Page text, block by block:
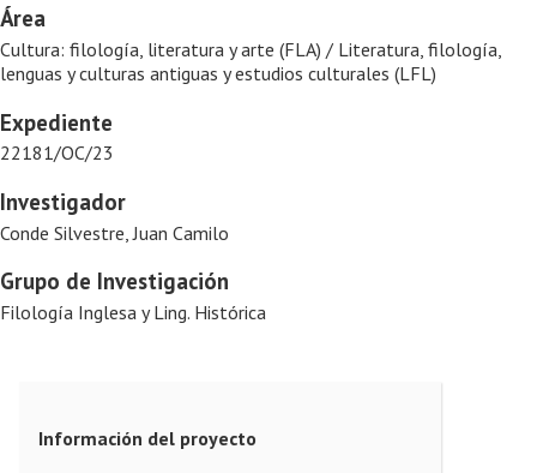
Área
Cultura: filología, literatura y arte (FLA) / Literatura, filología,
lenguas y culturas antiguas y estudios culturales (LFL)
Expediente
22181/OC/23
Investigador
Conde Silvestre, Juan Camilo
Grupo de Investigación
Filología Inglesa y Ling. Histórica
Información del proyecto